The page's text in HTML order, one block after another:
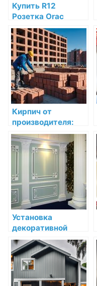
Купить R12
Розетка Orac
Decor Полиуретан
Orac Decor по
низкой цене в
интернет-
магазине
Кирпич от
производителя:
как выбрать
качественный
строительный
материал в
Челябинске
Установка
декоративной
лепнины в кухне:
советы и
технология
выполнения
работы